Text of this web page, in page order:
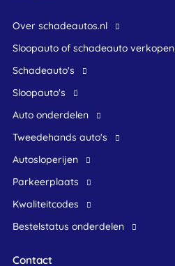
Over schadeautos.nl
Sloopauto of schadeauto verkopen
Schadeauto's
Sloopauto's
Auto onderdelen
Tweedehands auto's
Autosloperijen
Parkeerplaats
Kwaliteitcodes
Bestelstatus onderdelen
Contact